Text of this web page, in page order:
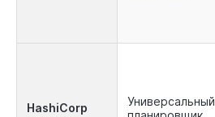
HashiCorp
Универсальный